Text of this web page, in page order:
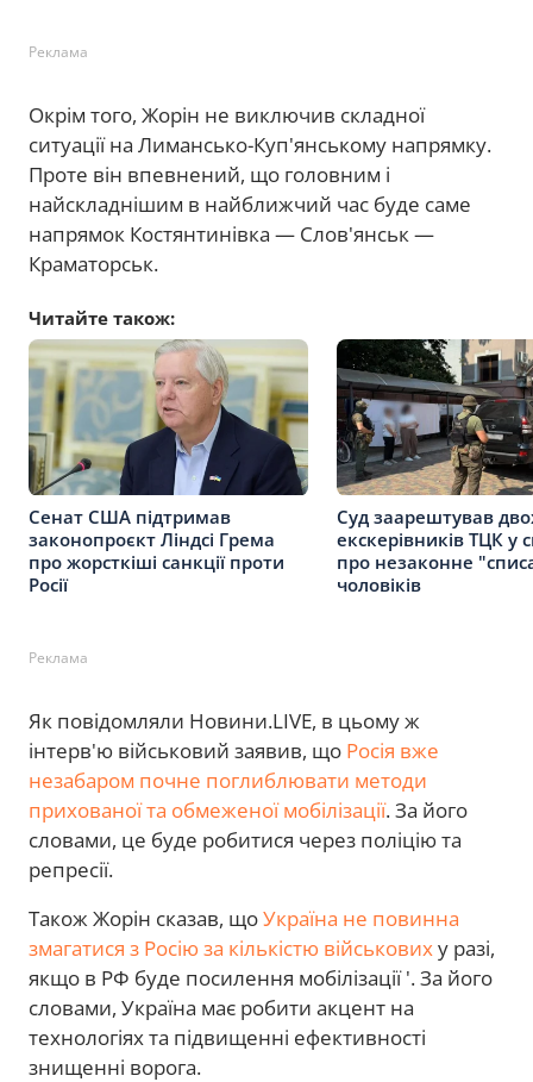
Реклама
Окрім того, Жорін не виключив складної
ситуації на Лимансько-Куп'янському напрямку.
Проте він впевнений, що головним і
найскладнішим в найближчий час буде саме
напрямок Костянтинівка — Слов'янськ —
Краматорськ.
Читайте також:
Сенат США підтримав
законопроєкт Ліндсі Грема
про жорсткіші санкції проти
Росії
Суд заарештував
екскерівників ТЦК у
про незаконне
чоловіків
Реклама
Як повідомляли Новини.LIVE, в цьому ж
інтерв'ю військовий заявив, що Росія вже
незабаром почне поглиблювати методи
прихованої та обмеженої мобілізації. За його
словами, це буде робитися через поліцію та
репресії.
Також Жорін сказав, щоУкраїна не повинна
змагатися з Росію за кількістю військових у разі,
якщо в РФ буде посилення мобілізації '. За його
словами, Україна має робити акцент на
технологіях та підвищенні ефективності
знищенні ворога.